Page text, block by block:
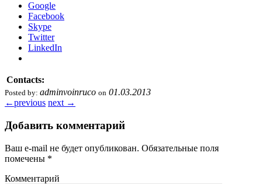
Google
Facebook
Skype
Twitter
LinkedIn
Contacts:
Posted by: adminvoinruco on 01.03.2013
←previous next →
Добавить комментарий
Ваш e-mail не будет опубликован. Обязательные поля
помечены *
Комментарий